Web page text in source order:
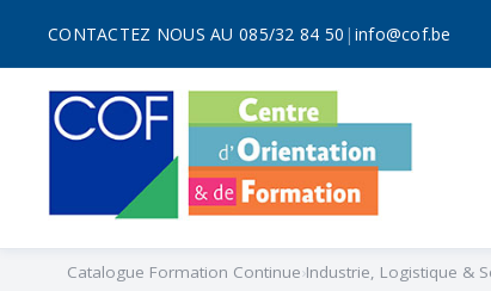
CONTACTEZ NOUS AU 085/32 84 50 | info@cof.be
Catalogue Formation Continue Industrie, Logistique &